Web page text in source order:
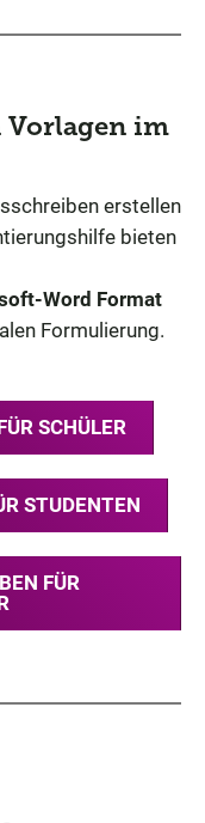
Vorlagen im
erstellen
bieten
Word Format
Formulierung.
SCHÜLER
STUDENTEN
FÜR